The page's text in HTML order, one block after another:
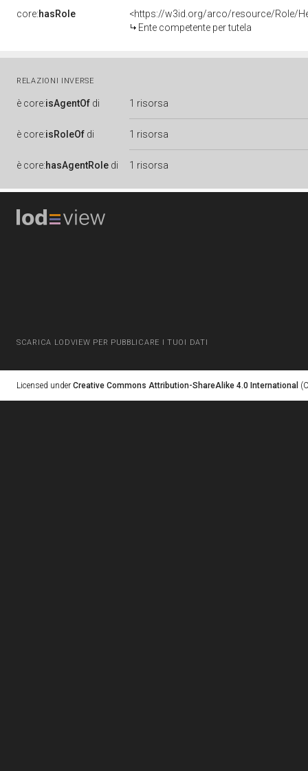
core:hasRole
<https://w3id.org/arco/resource/Role/
Ente competente per tutela
RELAZIONI INVERSE
è core:isAgentOf di 1 risorsa
è core:isRoleOf di 1 risorsa
è core:hasAgentRole di 1 risorsa
SCARICA LODVIEW PER PUBBLICARE I TUOI DATI
Licensed under Creative Commons Attribution-ShareAlike 4.0 International